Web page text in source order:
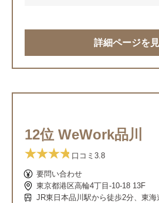
詳細ページを
12位 WeWork品川
口コミ 3.8
要問い合わせ
東京都港区高輪4丁目-10-18 13F
JR東日本品川駅から徒歩2分、東